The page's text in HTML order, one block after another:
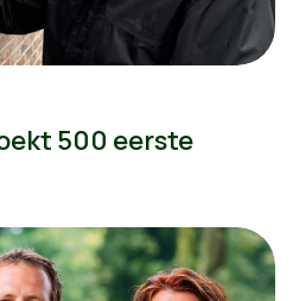
500 eerste